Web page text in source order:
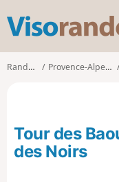
Randonnées Provence-Alpes-Côte d'Azur
Tour des
des Noirs